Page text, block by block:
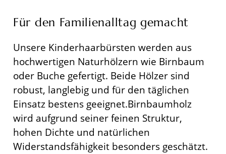
Für den Familienalltag gemacht
Unsere Kinderhaarbürsten werden aus
hochwertigen Naturhölzern wie Birnbaum
oder Buche gefertigt. Beide Hölzer sind
robust, langlebig und für den täglichen
Einsatz bestens geeignet.Birnbaumholz
wird aufgrund seiner feinen Struktur,
hohen Dichte und natürlichen
Widerstandsfähigkeit besonders geschätzt.